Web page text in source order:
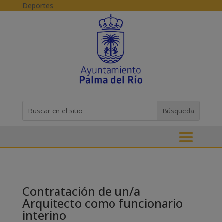
Skip to content
Deportes
for...
Contratación de un/a
Arquitecto como funcionario
interino